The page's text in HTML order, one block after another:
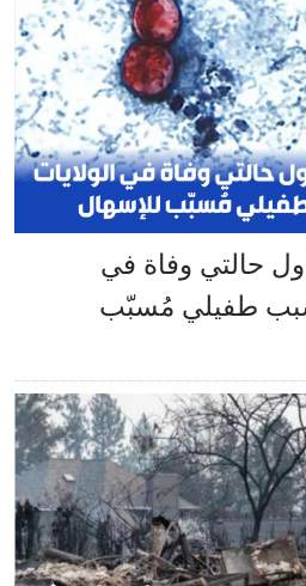
حالتي وفاة في
بسبب طفيلي مُسبّب